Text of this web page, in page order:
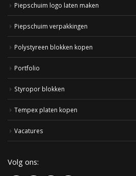
Piepschuim logo laten maken
Piepschuim verpakkingen
Polystyreen blokken kopen
Portfolio
Styropor blokken
Tempex platen kopen
Vacatures
Volg ons: